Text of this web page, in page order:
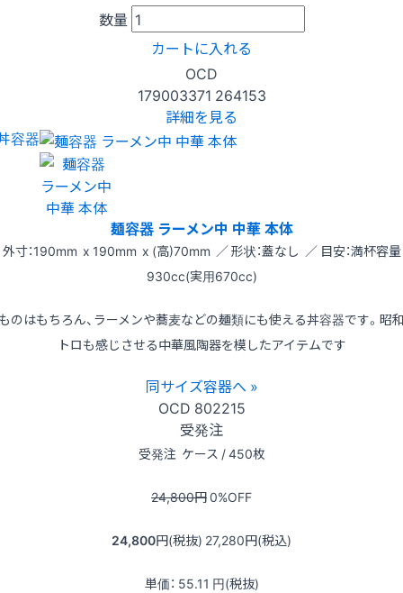
数量
カートに入れる
OCD
179003371 264153
詳細を見る
容器
麺容器 ラーメン中 中華 本体
外寸：190mm x 190mm x (高)70mm ／ 形状：蓋なし ／ 目安：満杯容量
930cc(実用670cc)
のはもちろん、ラーメンや蕎麦などの麺類にも使える丼容器です。昭
トロも感じさせる中華風陶器を模したアイテムです
同サイズ容器へ »
OCD 802215
受発注
受発注 ケース / 450枚
24,800円0%OFF
24,800円(税抜) 27,280円(税込)
単価： 55.11 円(税抜)